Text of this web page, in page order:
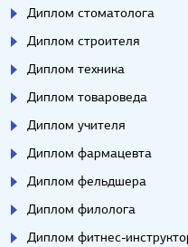
Диплом стоматолога
Диплом строителя
Диплом техника
Диплом товароведа
Диплом учителя
Диплом фармацевта
Диплом фельдшера
Диплом филолога
Диплом фитнес-